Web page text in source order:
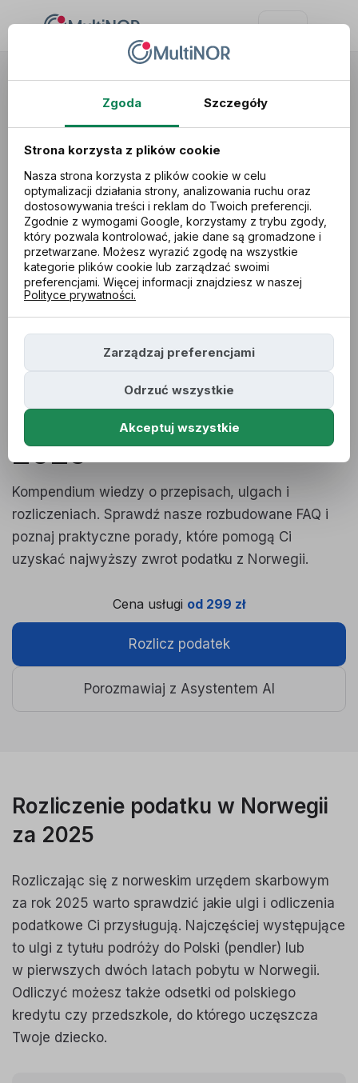
Usługi Podatki Podatek w Norwegii
Podatek w Norwegii za
2025
Kompendium wiedzy o przepisach, ulgach i
rozliczeniach. Sprawdź nasze rozbudowane FAQ i
poznaj praktyczne porady, które pomogą Ci
uzyskać najwyższy zwrot podatku z Norwegii.
Cena usługi od 299 zł
Rozlicz podatek
Porozmawiaj z Asystentem AI
Rozliczenie podatku w Norwegii
za 2025
Rozliczając się z norweskim urzędem skarbowym
za rok 2025 warto sprawdzić jakie ulgi i odliczenia
podatkowe Ci przysługują. Najczęściej występujące
to ulgi z tytułu podróży do Polski (pendler) lub
w pierwszych dwóch latach pobytu w Norwegii.
Odliczyć możesz także odsetki od polskiego
kredytu czy przedszkole, do którego uczęszcza
Twoje dziecko.
Zgoda Szczegóły
Strona korzysta z plików cookie
Nasza strona korzysta z plików cookie w celu
optymalizacji działania strony, analizowania ruchu oraz
dostosowywania treści i reklam do Twoich preferencji.
Zgodnie z wymogami Google, korzystamy z trybu zgody,
który pozwala kontrolować, jakie dane są gromadzone i
przetwarzane. Możesz wyrazić zgodę na wszystkie
kategorie plików cookie lub zarządzać swoimi
preferencjami. Więcej informacji znajdziesz w naszej
Polityce prywatności.
Zarządzaj preferencjami
Odrzuć wszystkie
Akceptuj wszystkie